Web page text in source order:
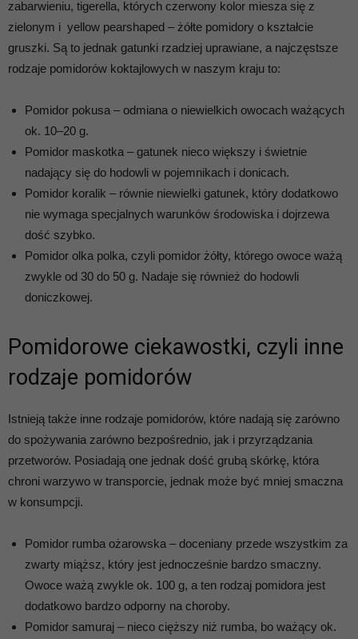
zabarwieniu, tigerella, których czerwony kolor miesza się z
zielonym i yellow pearshaped – żółte pomidory o kształcie
gruszki. Są to jednak gatunki rzadziej uprawiane, a najczęstsze
rodzaje pomidorów koktajlowych w naszym kraju to:
Pomidor pokusa – odmiana o niewielkich owocach ważących
ok. 10–20 g.
Pomidor maskotka – gatunek nieco większy i świetnie
nadający się do hodowli w pojemnikach i donicach.
Pomidor koralik – równie niewielki gatunek, który dodatkowo
nie wymaga specjalnych warunków środowiska i dojrzewa
dość szybko.
Pomidor olka polka, czyli pomidor żółty, którego owoce ważą
zwykle od 30 do 50 g. Nadaje się również do hodowli
doniczkowej.
Pomidorowe ciekawostki, czyli inne
rodzaje pomidorów
Istnieją także inne rodzaje pomidorów, które nadają się zarówno
do spożywania zarówno bezpośrednio, jak i przyrządzania
przetworów. Posiadają one jednak dość grubą skórkę, która
chroni warzywo w transporcie, jednak może być mniej smaczna
w konsumpcji.
Pomidor rumba ożarowska – doceniany przede wszystkim za
zwarty miąższ, który jest jednocześnie bardzo smaczny.
Owoce ważą zwykle ok. 100 g, a ten rodzaj pomidora jest
dodatkowo bardzo odporny na choroby.
Pomidor samuraj – nieco cięższy niż rumba, bo ważący ok.